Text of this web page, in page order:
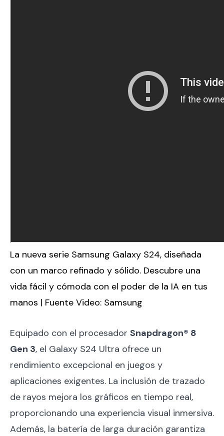
La nueva serie Samsung Galaxy S24, diseñada
con un marco refinado y sólido. Descubre una
vida fácil y cómoda con el poder de la IA en tus
manos | Fuente Video: Samsung
Equipado con el procesador Snapdragon® 8
Gen 3, el Galaxy S24 Ultra ofrece un
rendimiento excepcional en juegos y
aplicaciones exigentes. La inclusión de trazado
de rayos mejora los gráficos en tiempo real,
proporcionando una experiencia visual inmersiva.
Además, la batería de larga duración garantiza